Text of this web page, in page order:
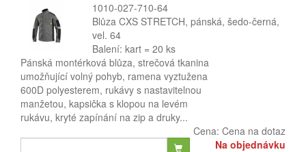
1010-027-710-64
Blůza CXS STRETCH, pánská, šedo-černá,
vel. 64
Balení: kart = 20 ks
Pánská montérková blůza, strečová tkanina
umožňující volný pohyb, ramena vyztužena
600D polyesterem, rukávy s nastavitelnou
manžetou, kapsička s klopou na levém
rukávu, kryté zapínání na zip a druky...
Cena: Cena na dotaz
Na objednávku